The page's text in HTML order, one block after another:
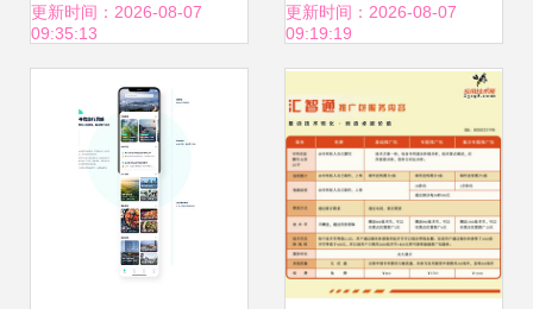
（2015年）技术推
广研究
更新时间：2026-08-07
09:35:13
核心引擎——基于
艾瑞咨询2019年研
究报告
更新时间：2026-08-07
09:19:19